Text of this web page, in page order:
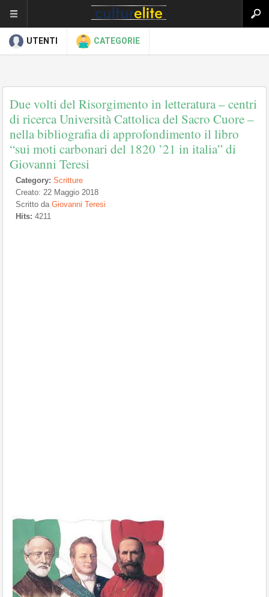
UTENTI CATEGORIE
Due volti del Risorgimento in letteratura – centri
di ricerca Università Cattolica del Sacro Cuore –
nella bibliografia di approfondimento il libro
“sui moti carbonari del 1820 ’21 in italia” di
Giovanni Teresi
Category: Scritture
Creato: 22 Maggio 2018
Scritto da Giovanni Teresi
Hits: 4211